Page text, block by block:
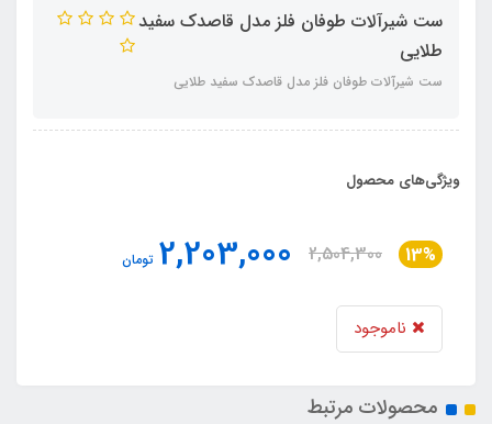
ست شیرآلات طوفان فلز مدل قاصدک سفید
طلایی
ست شیرآلات طوفان فلز مدل قاصدک سفید طلایی
ویژگی‌های محصول
13%
2,504,300
2,203,000 تومان
ناموجود
محصولات مرتبط